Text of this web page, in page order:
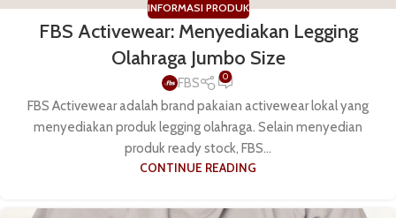
INFORMASI PRODUK
FBS Activewear: Menyediakan Legging
Olahraga Jumbo Size
FBS 0
FBS Activewear adalah brand pakaian activewear lokal yang
menyediakan produk legging olahraga. Selain menyedian
produk ready stock, FBS...
CONTINUE READING